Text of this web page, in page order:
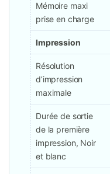
Mémoire maxi
prise en charge
Impression
Résolution
d’impression
maximale
Durée de sortie
de la première
impression, Noir
et blanc